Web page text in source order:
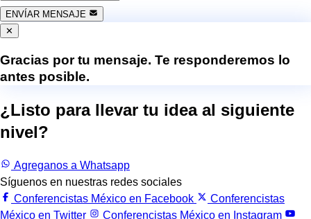
ENVÍAR MENSAJE
✕
Gracias por tu mensaje. Te responderemos lo
antes posible.
¿Listo para llevar tu idea al siguiente
nivel?
Agreganos a Whatsapp
Síguenos en nuestras redes sociales
Conferencistas México en Facebook
Conferencistas
México en Twitter
Conferencistas México en Instagram